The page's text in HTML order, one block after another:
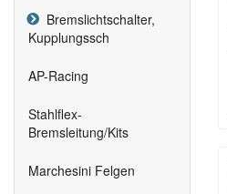
Bremslichtschalter,
Kupplungssch
AP-Racing
Stahlflex-
Bremsleitung/Kits
Marchesini Felgen